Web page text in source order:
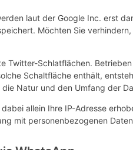
laut der Google Inc. erst
Möchten Sie
Twitter-Schlatflächen.
Schaltfläche enthält,
Natur und den Umfang der
allein Ihre IP-Adresse
mit personenbezogenen